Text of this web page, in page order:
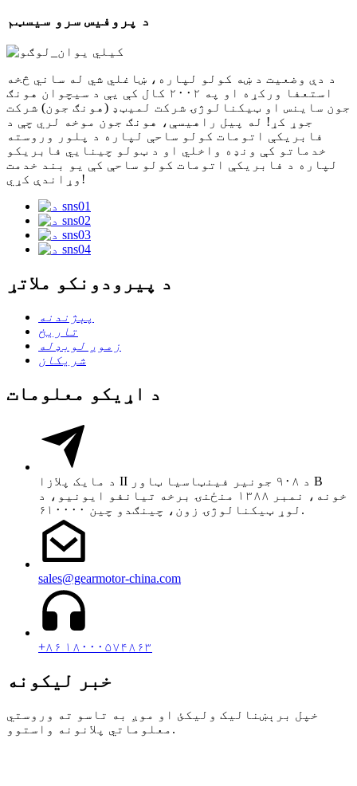
د پروفیس سرو سیسټم
د دې وضعیت د ښه کولو لپاره، ښاغلي شي له ساني څخه
استعفا ورکړه او په ۲۰۰۲ کال کې یې د سیچوان هونګ
جون ساینس او ​​ټیکنالوژۍ شرکت لمیټډ (هونګ جون) شرکت
جوړ کړ! له پیل راهیسې، هونګ جون موخه لري چې د
فابریکې اتومات کولو ساحې لپاره د پلور وروسته
خدماتو کې ونډه واخلي او د ټولو چینایي فابریکو
لپاره د فابریکې اتومات کولو ساحې کې یو بند خدمت
وړاندې کړي!
د پیرودونکو ملاتړ
پېژندنه
تاریخ
زموږ لوبډله
شریکان
د اړیکو معلومات
د مایک پلازا II د ۹۰۸ جونیر فینټاسیا ټاور B
خونه، نمبر ۱۳۸۸ منځنۍ برخه تیانفو ایونیو، د
لوړ ټیکنالوژۍ زون، چینګدو چین ۶۱۰۰۰۰.
sales@gearmotor-china.com
+۸۶ ۱۸۰۰۰۵۷۴۸۶۳
خبر لیکونه
خپل برېښنالیک ولیکئ او موږ به تاسو ته وروستي
معلوماتي پلانونه واستوو.